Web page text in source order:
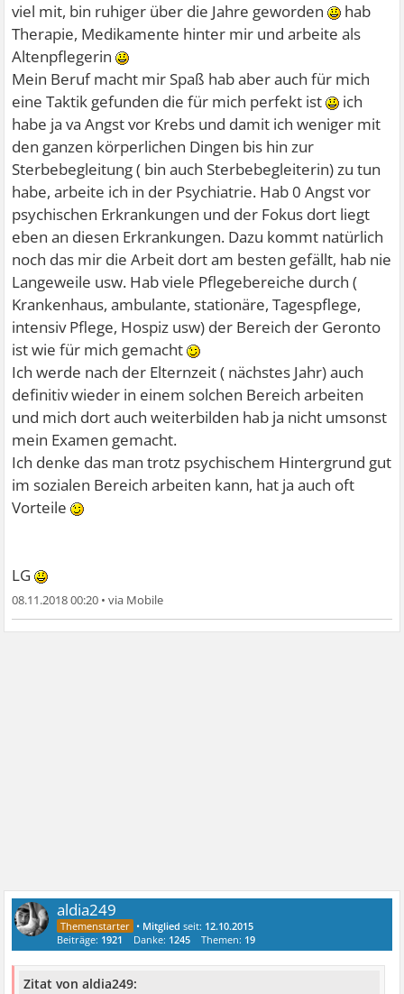
viel mit, bin ruhiger über die Jahre geworden
hab
Therapie, Medikamente hinter mir und arbeite als
Altenpflegerin
Mein Beruf macht mir Spaß hab aber auch für mich
eine Taktik gefunden die für mich perfekt ist
ich
habe ja va Angst vor Krebs und damit ich weniger mit
den ganzen körperlichen Dingen bis hin zur
Sterbebegleitung ( bin auch Sterbebegleiterin) zu tun
habe, arbeite ich in der Psychiatrie. Hab 0 Angst vor
psychischen Erkrankungen und der Fokus dort liegt
eben an diesen Erkrankungen. Dazu kommt natürlich
noch das mir die Arbeit dort am besten gefällt, hab nie
Langeweile usw. Hab viele Pflegebereiche durch (
Krankenhaus, ambulante, stationäre, Tagespflege,
intensiv Pflege, Hospiz usw) der Bereich der Geronto
ist wie für mich gemacht
Ich werde nach der Elternzeit ( nächstes Jahr) auch
definitiv wieder in einem solchen Bereich arbeiten
und mich dort auch weiterbilden hab ja nicht umsonst
mein Examen gemacht.
Ich denke das man trotz psychischem Hintergrund gut
im sozialen Bereich arbeiten kann, hat ja auch oft
Vorteile
LG
08.11.2018 00:20 •
aldia249
• Mitglied seit: 12.10.2015
Beiträge: 1921 Danke: 1245 Themen: 19
Zitat von aldia249: